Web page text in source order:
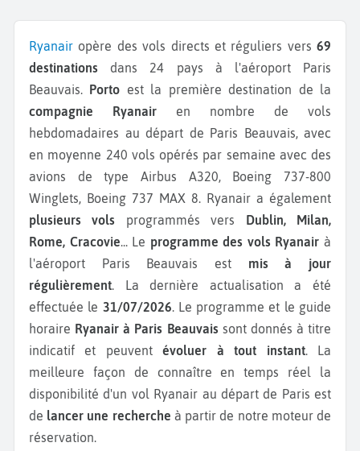
Ryanair opère des vols directs et réguliers vers 69
destinations dans 24 pays à l'aéroport Paris
Beauvais. Porto est la première destination de la
compagnie Ryanair en nombre de vols
hebdomadaires au départ de Paris Beauvais, avec
en moyenne 240 vols opérés par semaine avec des
avions de type Airbus A320, Boeing 737-800
Winglets, Boeing 737 MAX 8. Ryanair a également
plusieurs vols programmés vers Dublin, Milan,
Rome, Cracovie... Le programme des vols Ryanair à
l'aéroport Paris Beauvais est mis à jour
régulièrement. La dernière actualisation a été
effectuée le 31/07/2026. Le programme et le guide
horaire Ryanair à Paris Beauvais sont donnés à titre
indicatif et peuventévoluer à tout instant. La
meilleure façon de connaître en temps réel la
disponibilité d'un vol Ryanair au départ de Paris est
de lancer une recherche à partir de notre moteur de
réservation.